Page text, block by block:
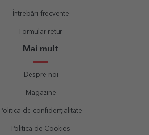
Întrebări frecvente
Formular retur
Mai mult
Despre noi
Magazine
Politica de confidențialitate
Politica de Cookies